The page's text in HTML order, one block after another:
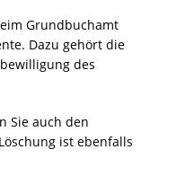
Grundbuchamt
Dazu gehört die
des
Sie auch den
ist ebenfalls